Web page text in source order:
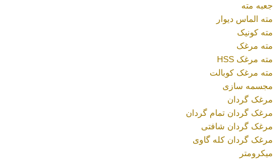
جعبه مته
مته الماس دیوار
مته کونیک
مته مرغک
مته مرغک HSS
مته مرغک کوبالت
مجسمه سازی
مرغک گردان
مرغک گردان تمام گردان
مرغک گردان شافتی
مرغک گردان کله گاوی
میکرومتر